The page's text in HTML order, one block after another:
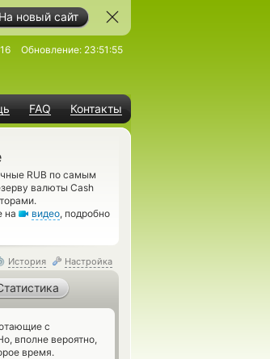
новый сайт
FAQ Контакты
Обновление: 23:51:55
RUB по самым
валюты Cash
на
видео, подробно
История Настройка
с
вполне вероятно,
время.